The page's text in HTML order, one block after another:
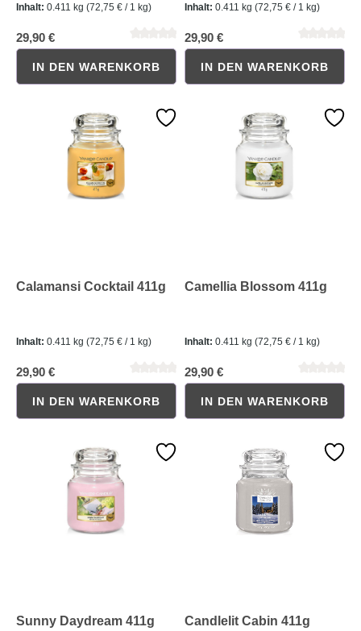
Inhalt: 0.411 kg (72,75 € / 1 kg)
29,90 €
Durchschnittliche Bewertung von 0 von 5 Sternen
IN DEN WARENKORB
Inhalt: 0.411 kg (72,75 € / 1 kg)
29,90 €
Durchschnittliche Bewertung
IN DEN WARENKORB
Calamansi Cocktail 411g
Inhalt: 0.411 kg (72,75 € / 1 kg)
29,90 €
IN DEN WARENKORB
Camellia Blossom 411g
Inhalt: 0.411 kg (72,75 € / 1 kg)
29,90 €
IN DEN WARENKORB
Sunny Daydream 411g Candlelit Cabin 411g